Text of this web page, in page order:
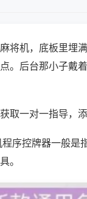
将机，底板里埋
。后台那小子戴
取一对一指导，
序控牌器一般
。